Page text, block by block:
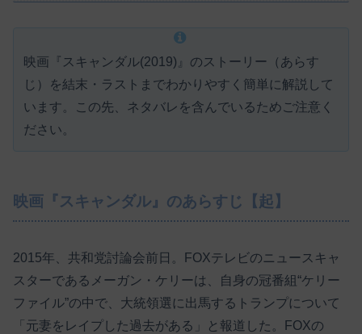
映画『スキャンダル(2019)』のストーリー（あらす
じ）を結末・ラストまでわかりやすく簡単に解説して
います。この先、ネタバレを含んでいるためご注意く
ださい。
映画『スキャンダル』のあらすじ【起】
2015年、共和党討論会前日。FOXテレビのニュースキャ
スターであるメーガン・ケリーは、自身の冠番組“ケリー
ファイル”の中で、大統領選に出馬するトランプについて
「元妻をレイプした過去がある」と報道した。FOXの